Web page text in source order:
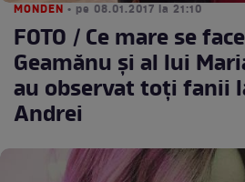
MONDEN • pe 08.01.2017 la 21:10
FOTO / Ce mare se
Geamănu și al lui
au observat toți fanii
Andrei